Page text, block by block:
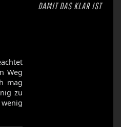
Weg
mag
zu
DAMIT DAS KLAR IST